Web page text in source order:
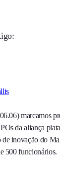
marcamos
da aliança
de inovação do
500 funcionários.